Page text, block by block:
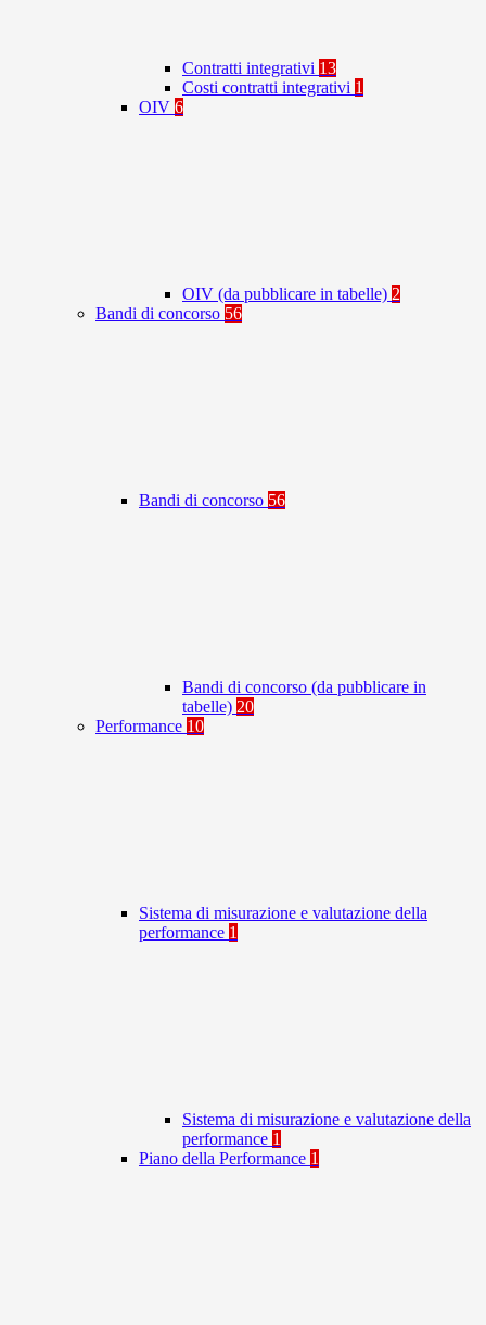
Contratti integrativi 13
Costi contratti integrativi 1
OIV 6
OIV (da pubblicare in tabelle) 2
Bandi di concorso 56
Bandi di concorso 56
Bandi di concorso (da pubblicare in
tabelle) 20
Performance 10
Sistema di misurazione e valutazione della
performance 1
Sistema di misurazione e valutazione della
performance 1
Piano della Performance 1